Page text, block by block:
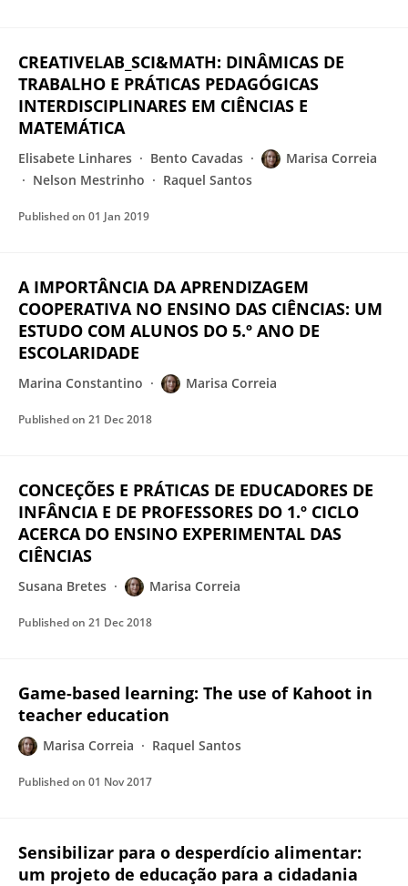
CREATIVELAB_SCI&MATH: DINÂMICAS DE
TRABALHO E PRÁTICAS PEDAGÓGICAS
INTERDISCIPLINARES EM CIÊNCIAS E
MATEMÁTICA
Elisabete Linhares Bento Cavadas
Marisa Correia
Nelson Mestrinho
Raquel Santos
Published on 01 Jan 2019
A IMPORTÂNCIA DA APRENDIZAGEM
COOPERATIVA NO ENSINO DAS CIÊNCIAS: UM
ESTUDO COM ALUNOS DO 5.º ANO DE
ESCOLARIDADE
Marina Constantino Marisa Correia
Published on 21 Dec 2018
CONCEÇÕES E PRÁTICAS DE EDUCADORES DE
INFÂNCIA E DE PROFESSORES DO 1.º CICLO
ACERCA DO ENSINO EXPERIMENTAL DAS
CIÊNCIAS
Susana Bretes Marisa Correia
Published on 21 Dec 2018
Game-based learning: The use of Kahoot in
teacher education
Marisa Correia Raquel Santos
Published on 01 Nov 2017
Sensibilizar para o desperdício alimentar:
um projeto de educação para a cidadania